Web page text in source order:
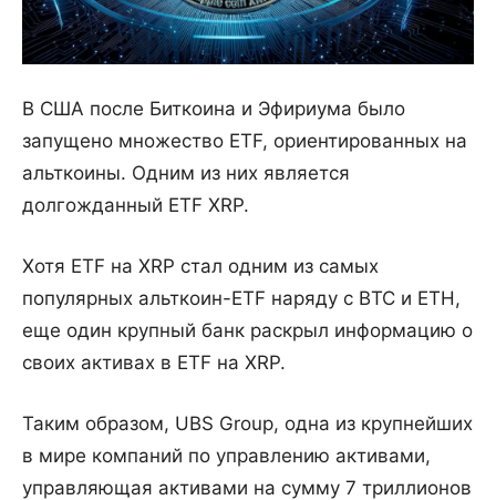
В США после Биткоина и Эфириума было
запущено множество ETF, ориентированных на
альткоины. Одним из них является
долгожданный ETF XRP.
Хотя ETF на XRP стал одним из самых
популярных альткоин-ETF наряду с BTC и ETH,
еще один крупный банк раскрыл информацию о
своих активах в ETF на XRP.
Таким образом, UBS Group, одна из крупнейших
в мире компаний по управлению активами,
управляющая активами на сумму 7 триллионов